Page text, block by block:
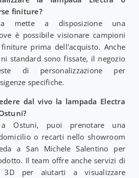
finiture?
mette a disposizione una
è possibile visionare campioni
prima dell'acquisto. Anche
standard sono fissate, il negozio
di personalizzazione per
specifiche.
dal vivo la lampada Electra
Ostuni, puoi prenotare una
o recarti nello showroom
a San Michele Salentino per
Il team offre anche servizi di
3D per aiutarti a visualizzare